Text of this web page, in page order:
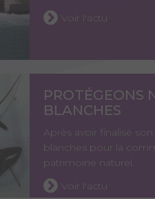
Voir l'actu
PROTÉGEONS
BLANCHES
Après avoir finalisé
blanches pour la
patrimoine naturel.
Voir l'actu